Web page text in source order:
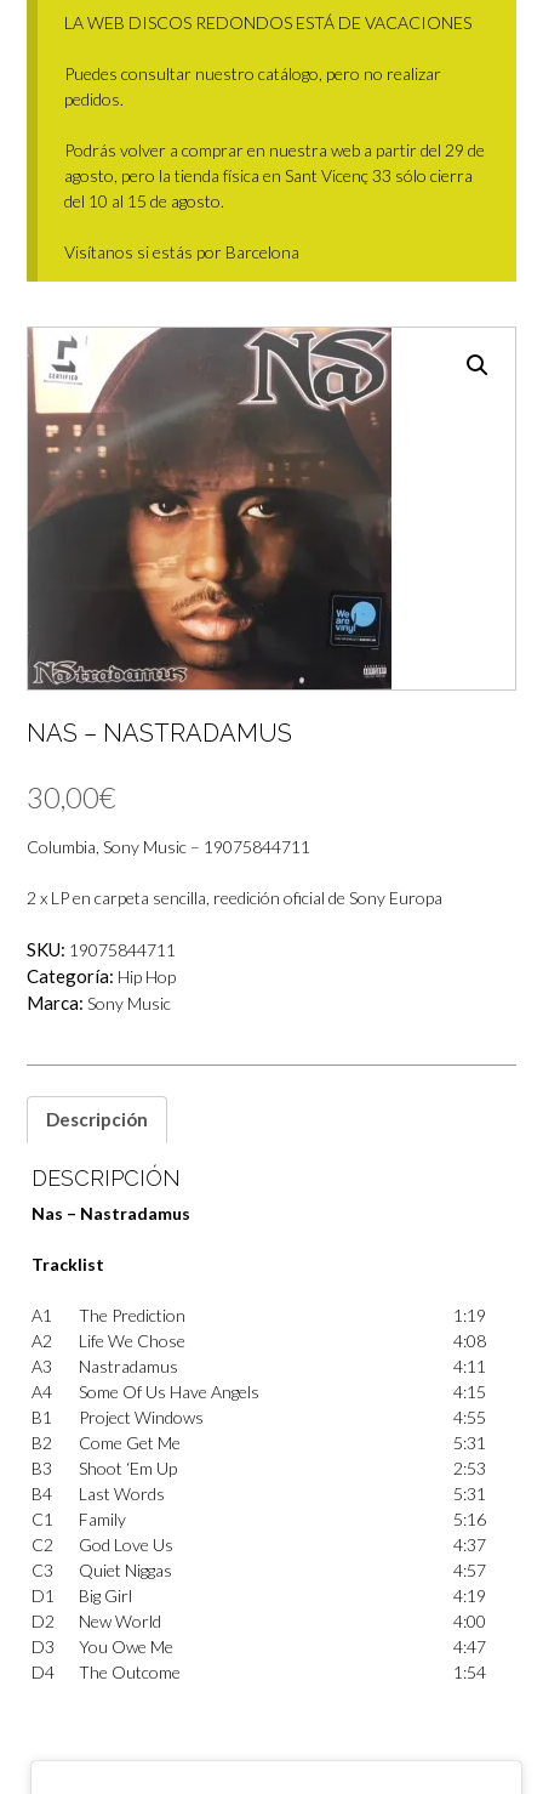
LA WEB DISCOS REDONDOS ESTÁ DE VACACIONES
Puedes consultar nuestro catálogo, pero no realizar
pedidos.
Podrás volver a comprar en nuestra web a partir del 29 de
agosto, pero la tienda física en Sant Vicenç 33 sólo cierra
del 10 al 15 de agosto.
Visítanos si estás por Barcelona
NAS – NASTRADAMUS
30,00€
Columbia, Sony Music – 19075844711
2 x LP en carpeta sencilla, reedición oficial de Sony Europa
SKU: 19075844711
Categoría: Hip Hop
Marca: Sony Music
Descripción
DESCRIPCIÓN
Nas – Nastradamus
Tracklist
A1 The Prediction
1:19
A2
Life We Chose
4:08
A3
Nastradamus
4:11
A4
Some Of Us Have Angels
4:15
B1
Project Windows
4:55
B2
Come Get Me
5:31
B3
Shoot ‘Em Up
2:53
B4
Last Words
5:31
C1
Family
5:16
C2
God Love Us
4:37
C3
Quiet Niggas
4:57
D1
Big Girl
4:19
D2
New World
4:00
D3
You Owe Me
4:47
D4
The Outcome 1:54